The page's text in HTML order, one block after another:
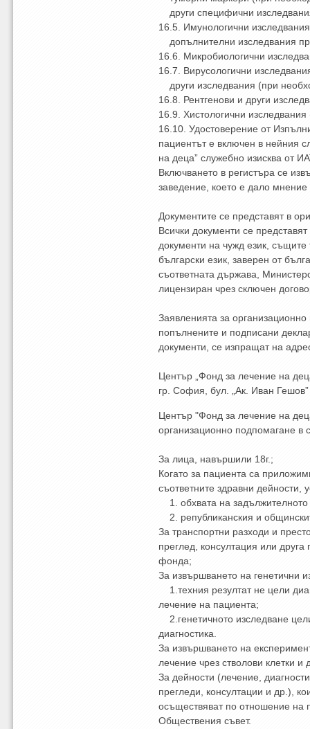
други специфични
16.5. Имунологични изследвания
допълнителни изследвания
16.6. Микробиологични
16.7. Вирусологични
други изследвания (при
16.8. Рентгенови и други
16.9. Хистологични
16.10. Удостоверение от
пациентът е включен в нейния
на деца” служебно изисква от
Включването в регистъра се
заведение, което е дало мнение
Документите се представят в
Всички документи се
документи на чужд език,
български език, заверен от
съответната държава,
лицензиран чрез сключен
Заявленията за
попълнените и подписани
документи, се изпращат на
Център „Фонд за лечение на
гр. София, бул. „Ак. Иван
Център "Фонд за лечение на
организационно подпомагане в
За лица, навършили 18г.;
Когато за пациента са
съответните здравни дейности,
1. обхвата на задължителното
2. републиканския и
За транспортни разходи и
преглед, консултация или
фонда;
За извършването на генетични
1.техния резултат не цели
лечение на пациента;
2.генетичното изследване
диагностика.
За извършването на
лечение чрез стволови клетки и
За дейности (лечение,
прегледи, консултации и др.),
осъществяват по отношение
Обществения съвет.